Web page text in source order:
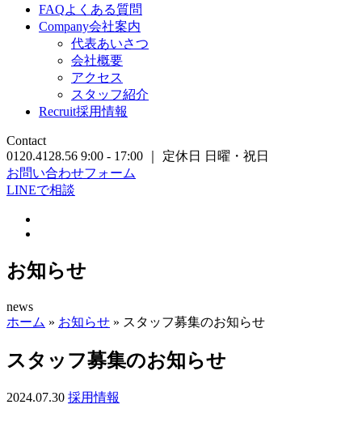
FAQよくある質問
Company会社案内
代表あいさつ
会社概要
アクセス
スタッフ紹介
Recruit採用情報
Contact
0120.4128.56 9:00 - 17:00 ｜ 定休日 日曜・祝日
お問い合わせフォーム
LINEで相談
お知らせ
news
ホーム » お知らせ » スタッフ募集のお知らせ
スタッフ募集のお知らせ
2024.07.30 採用情報